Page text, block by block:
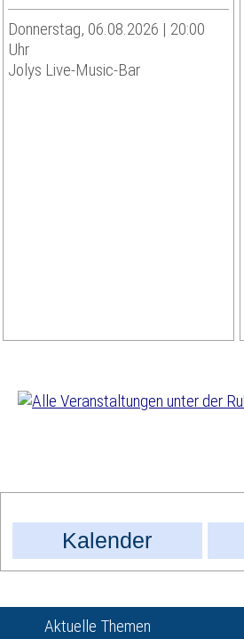
Donnerstag, 06.08.2026 | 20:00
Uhr
Jolys Live-Music-Bar
Kalender
Aktuelle Themen